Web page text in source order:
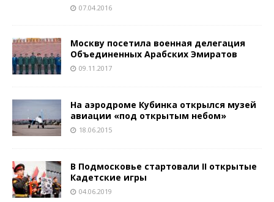
07.04.2016
Москву посетила военная делегация
Объединенных Арабских Эмиратов
09.11.2017
На аэродроме Кубинка открылся музей
авиации «под открытым небом»
18.06.2015
В Подмосковье стартовали II открытые
Кадетские игры
04.06.2019